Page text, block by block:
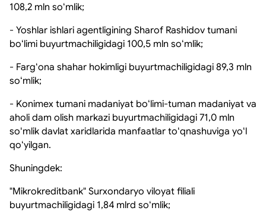
108,2 mln soʻmlik;
- Yoshlar ishlari agentligining Sharof Rashidov tumani
boʻlimi buyurtmachiligidagi 100,5 mln soʻmlik;
- Fargʻona shahar hokimligi buyurtmachiligidagi 89,3 mln
soʻmlik;
- Konimex tumani madaniyat boʻlimi-tuman madaniyat va
aholi dam olish markazi buyurtmachiligidagi 71,0 mln
soʻmlik davlat xaridlarida manfaatlar toʻqnashuviga yoʻl
qoʻyilgan.
Shuningdek:
"Mikrokreditbank" Surxondaryo viloyat filiali
buyurtmachiligidagi 1,84 mlrd soʻmlik;